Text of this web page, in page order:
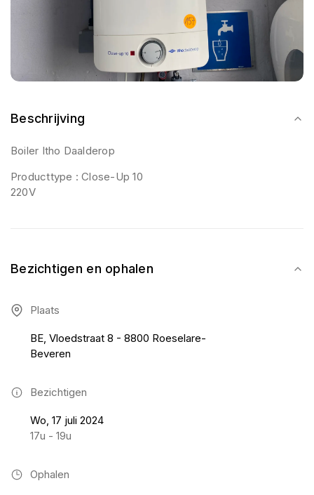
Beschrijving
Boiler Itho Daalderop
Producttype : Close-Up 10
220V
Bezichtigen en ophalen
Plaats
BE, Vloedstraat 8 - 8800 Roeselare-
Beveren
Bezichtigen
Wo, 17 juli 2024
17u - 19u
Ophalen